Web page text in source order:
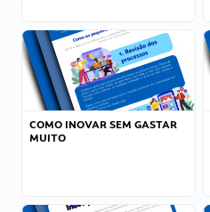
COMO INOVAR SEM GASTAR
MUITO